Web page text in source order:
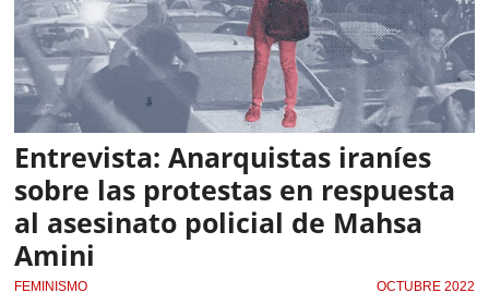
Entrevista: Anarquistas iraníes
sobre las protestas en respuesta
al asesinato policial de Mahsa
Amini
FEMINISMO OCTUBRE 2022